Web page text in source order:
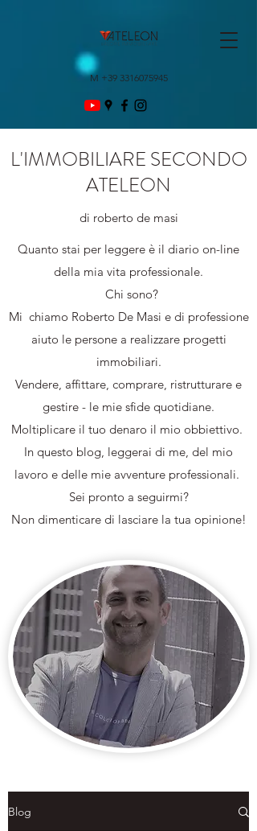
M +39 3316075945
L'IMMOBILIARE SECONDO
ATELEON
di roberto de masi
Quanto stai per leggere è il diario on-line
della mia vita professionale.
Chi sono?
Mi chiamo Roberto De Masi e di professione
aiuto le persone a realizzare progetti
immobiliari.
Vendere, affittare, comprare, ristrutturare e
gestire - le mie sfide quotidiane.
Moltiplicare il tuo denaro il mio obbiettivo.
In questo blog, leggerai di me, del mio
lavoro e delle mie avventure professionali.
Sei pronto a seguirmi?
Non dimenticare di lasciare la tua opinione!
Blog